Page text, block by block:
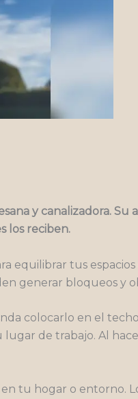
y canalizadora.
los reciben.
equilibrar tus
generar bloqueos y
colocarlo en el
lugar de trabajo. Al
tu hogar o entorno.